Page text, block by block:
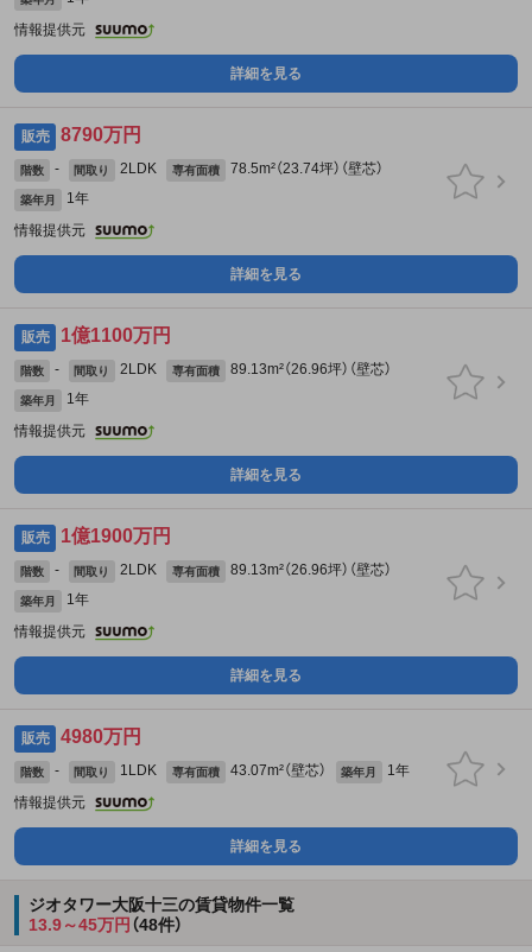
情報提供元
詳細を見る
販売 8790万円
階数 - 間取り 2LDK 専有面積 78.5m²（23.74坪）（壁芯）
築年月
1年
情報提供元
詳細を見る
販売 1億1100万円
階数 - 間取り 2LDK 専有面積 89.13m²（26.96坪）（壁芯）
築年月
1年
情報提供元
詳細を見る
販売 1億1900万円
階数 - 間取り 2LDK 専有面積 89.13m²（26.96坪）（壁芯）
築年月
1年
情報提供元
詳細を見る
販売 4980万円
階数 - 間取り 1LDK 専有面積 43.07m²（壁芯） 築年月
1年
情報提供元
詳細を見る
ジオタワー大阪十三の賃貸物件一覧
13.9～45万円 （48件）